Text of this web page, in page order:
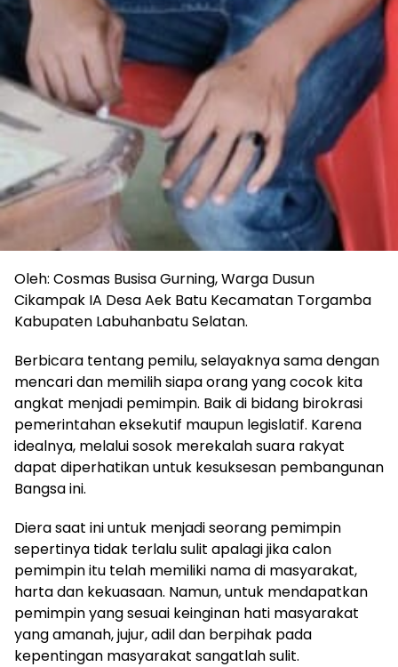
Oleh: Cosmas Busisa Gurning, Warga Dusun
Cikampak IA Desa Aek Batu Kecamatan Torgamba
Kabupaten Labuhanbatu Selatan.
Berbicara tentang pemilu, selayaknya sama dengan
mencari dan memilih siapa orang yang cocok kita
angkat menjadi pemimpin. Baik di bidang birokrasi
pemerintahan eksekutif maupun legislatif. Karena
idealnya, melalui sosok merekalah suara rakyat
dapat diperhatikan untuk kesuksesan pembangunan
Bangsa ini.
Diera saat ini untuk menjadi seorang pemimpin
sepertinya tidak terlalu sulit apalagi jika calon
pemimpin itu telah memiliki nama di masyarakat,
harta dan kekuasaan. Namun, untuk mendapatkan
pemimpin yang sesuai keinginan hati masyarakat
yang amanah, jujur, adil dan berpihak pada
kepentingan masyarakat sangatlah sulit.